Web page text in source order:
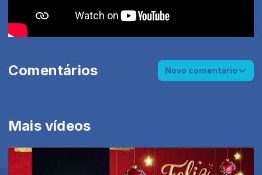
Mais vídeos
Comentários Novo comentário